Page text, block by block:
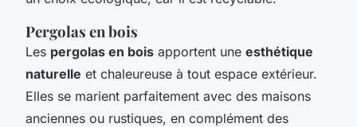
Pergolas en bois
Les pergolas en bois apportent une esthétique
naturelle et chaleureuse à tout espace extérieur.
Elles se marient parfaitement avec des maisons
anciennes ou rustiques, en complément des